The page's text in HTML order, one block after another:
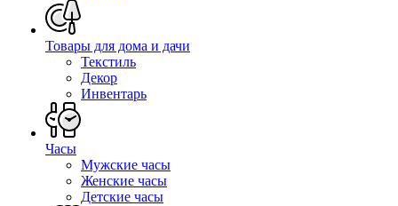
Товары для дома и дачи
Текстиль
Декор
Инвентарь
Часы
Мужские часы
Женские часы
Детские часы